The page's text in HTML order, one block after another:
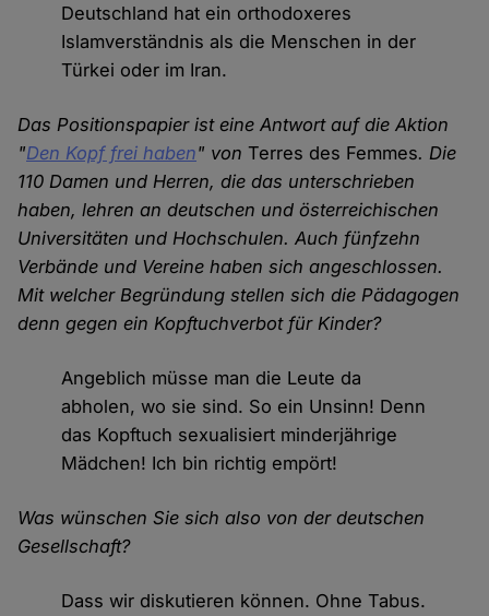
Deutschland hat ein orthodoxeres
Islamverständnis als die Menschen in der
Türkei oder im Iran.
Das Positionspapier ist eine Antwort auf die Aktion
"Den Kopf frei haben" vonTerres des Femmes. Die
110 Damen und Herren, die das unterschrieben
haben, lehren an deutschen und österreichischen
Universitäten und Hochschulen. Auch fünfzehn
Verbände und Vereine haben sich angeschlossen.
Mit welcher Begründung stellen sich die Pädagogen
denn gegen ein Kopftuchverbot für Kinder?
Angeblich müsse man die Leute da
abholen, wo sie sind. So ein Unsinn! Denn
das Kopftuch sexualisiert minderjährige
Mädchen! Ich bin richtig empört!
Was wünschen Sie sich also von der deutschen
Gesellschaft?
Dass wir diskutieren können. Ohne Tabus.